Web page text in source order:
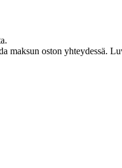
maksun oston yhteydessä.